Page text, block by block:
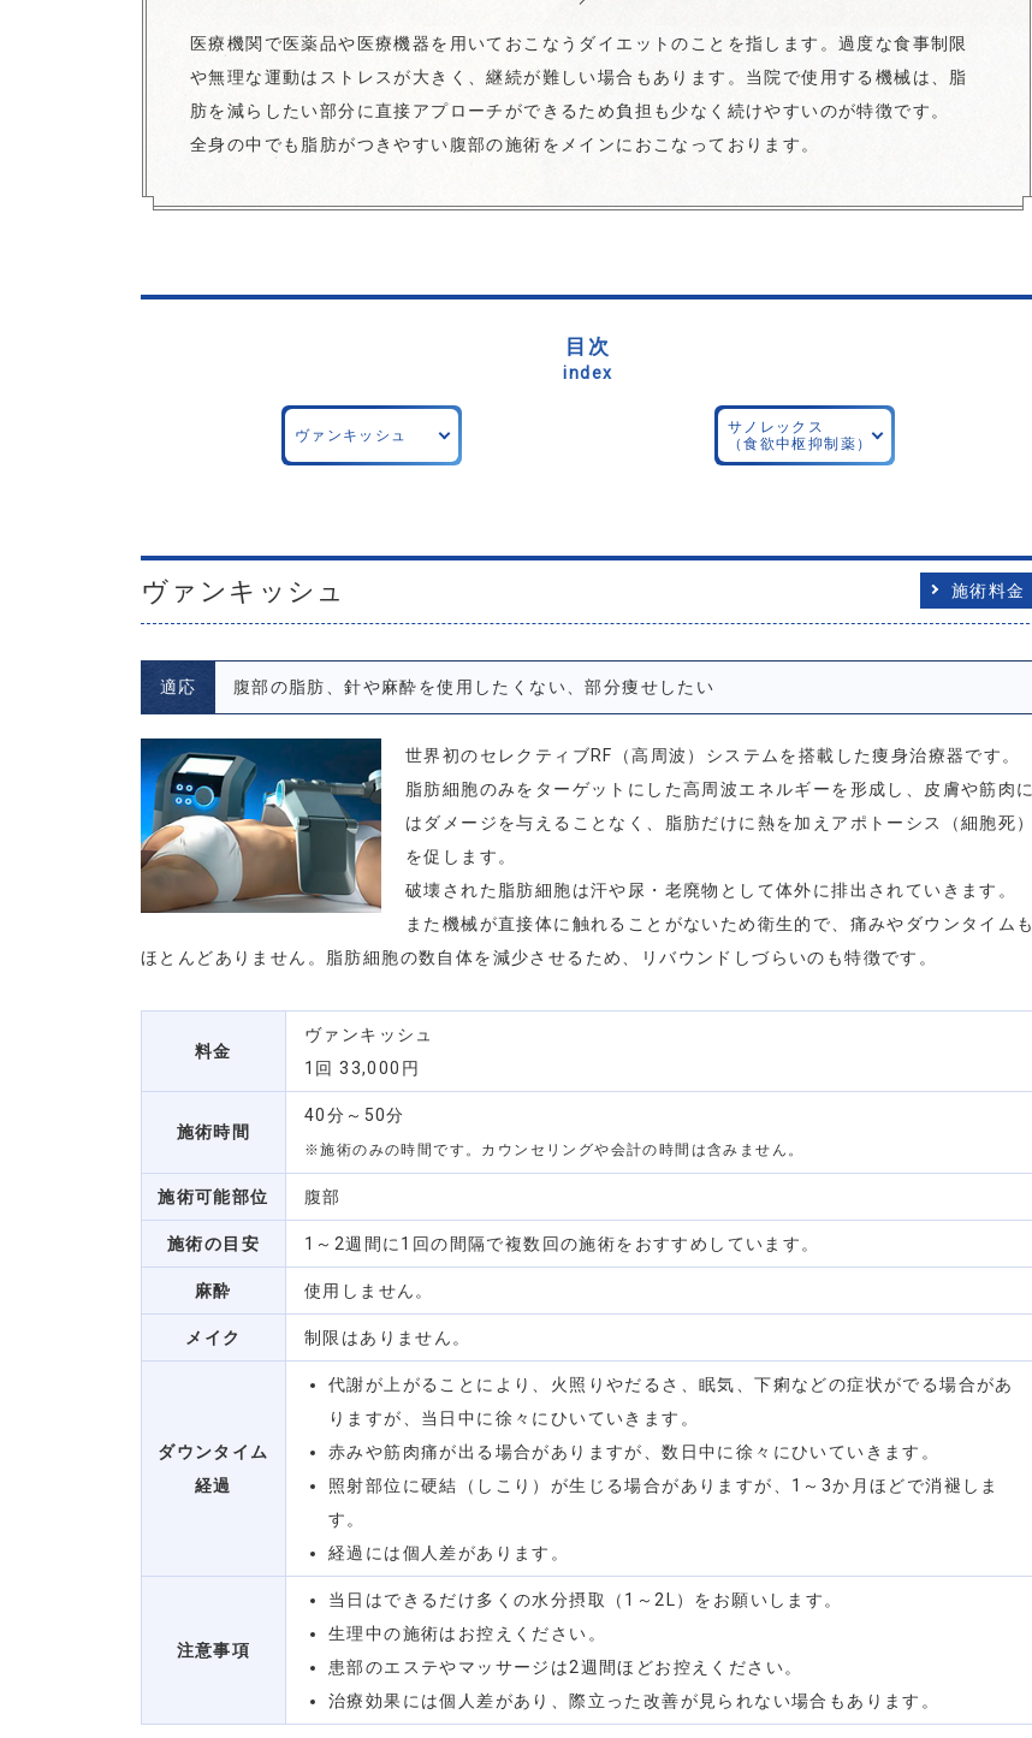
医療機関で医薬品や医療機器を用いておこなうダイエットのことを指します。過度な食事制限
や無理な運動はストレスが大きく、継続が難しい場合もあります。当院で使用する機械は、脂
肪を減らしたい部分に直接アプローチができるため負担も少なく続けやすいのが特徴です。
全身の中でも脂肪がつきやすい腹部の施術をメインにおこなっております。
目次
index
ヴァンキッシュ
サノレックス
（食欲中枢抑制薬）
ヴァンキッシュ 施術料金
適応 腹部の脂肪、針や麻酔を使用したくない、部分痩せしたい
世界初のセレクティブRF（高周波）システムを搭載した痩身治療器です。
脂肪細胞のみをターゲットにした高周波エネルギーを形成し、皮膚や筋肉に
はダメージを与えることなく、脂肪だけに熱を加えアポトーシス（細胞死）
を促します。
破壊された脂肪細胞は汗や尿・老廃物として体外に排出されていきます。
また機械が直接体に触れることがないため衛生的で、痛みやダウンタイムも
ほとんどありません。脂肪細胞の数自体を減少させるため、リバウンドしづらいのも特徴です。
料金
ヴァンキッシュ
1回 33,000円
施術時間
40分～50分
※施術のみの時間です。カウンセリングや会計の時間は含みません。
施術可能部位 腹部
施術の目安 1～2週間に1回の間隔で複数回の施術をおすすめしています。
麻酔 使用しません。
メイク 制限はありません。
ダウンタイム
経過
代謝が上がることにより、火照りやだるさ、眠気、下痢などの症状がでる場合があ
りますが、当日中に徐々にひいていきます。
赤みや筋肉痛が出る場合がありますが、数日中に徐々にひいていきます。
照射部位に硬結（しこり）が生じる場合がありますが、1～3か月ほどで消褪しま
す。
経過には個人差があります。
注意事項
当日はできるだけ多くの水分摂取（1～2L）をお願いします。
生理中の施術はお控えください。
患部のエステやマッサージは2週間ほどお控えください。
治療効果には個人差があり、際立った改善が見られない場合もあります。